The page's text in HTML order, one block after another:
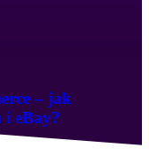
– jak
i eBay?